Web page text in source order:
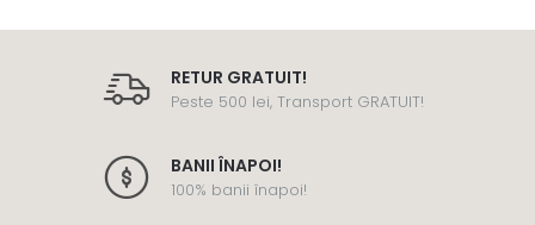
RETUR GRATUIT!
Peste 500 lei, Transport GRATUIT!
BANII ÎNAPOI!
100% banii înapoi!